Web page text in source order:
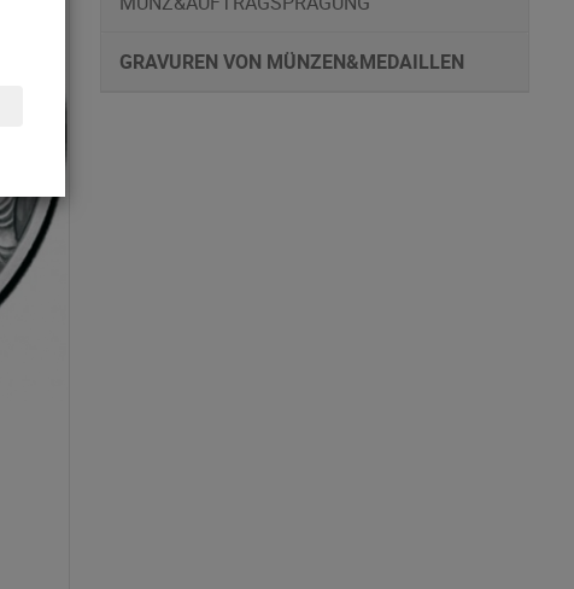
GRAVUREN VON MÜNZEN&MEDAILLEN